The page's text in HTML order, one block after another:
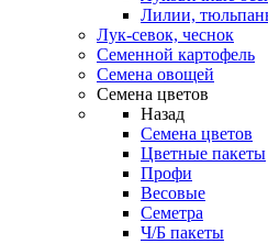
Лилии,
Лук-севок, чеснок
Семенной картофель
Семена овощей
Семена цветов
Назад
Семена цветов
Цветные пакеты
Профи
Весовые
Семетра
Ч/Б пакеты